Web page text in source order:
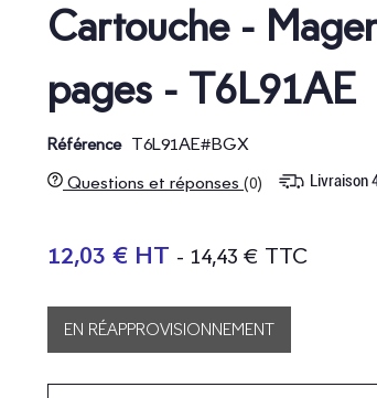
Cartouche -
pages - T6L91AE
Référence T6L91AE#BGX
Questions et réponses (0) Livraison
12,03 € HT - 14,43 € TTC
EN RÉAPPROVISIONNEMENT